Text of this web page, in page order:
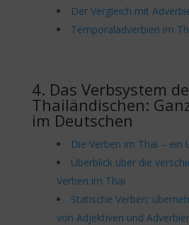
Der Vergleich mit
Temporaladverbien im
4. Das Verbsystem
Thailändischen:
im Deutschen
Die Verben im Thai – ein
Überblick über die
Verben im Thai
Statische Verben:
von Adjektiven und